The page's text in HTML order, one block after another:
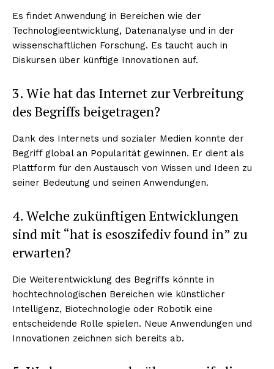
Es findet Anwendung in Bereichen wie der
Technologieentwicklung, Datenanalyse und in der
wissenschaftlichen Forschung. Es taucht auch in
Diskursen über künftige Innovationen auf.
3. Wie hat das Internet zur Verbreitung
des Begriffs beigetragen?
Dank des Internets und sozialer Medien konnte der
Begriff global an Popularität gewinnen. Er dient als
Plattform für den Austausch von Wissen und Ideen zu
seiner Bedeutung und seinen Anwendungen.
4. Welche zukünftigen Entwicklungen
sind mit “hat is esoszifediv found in” zu
erwarten?
Die Weiterentwicklung des Begriffs könnte in
hochtechnologischen Bereichen wie künstlicher
Intelligenz, Biotechnologie oder Robotik eine
entscheidende Rolle spielen. Neue Anwendungen und
Innovationen zeichnen sich bereits ab.